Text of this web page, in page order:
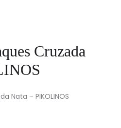
Cruzada
Nata – PIKOLINOS